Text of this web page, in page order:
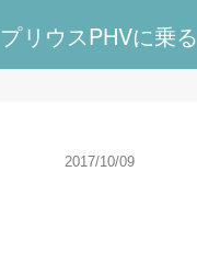
プリウスPHVに乗る
2017/10/09